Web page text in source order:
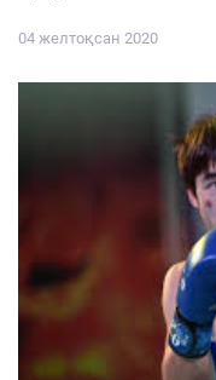
04 желтоқсан 2020